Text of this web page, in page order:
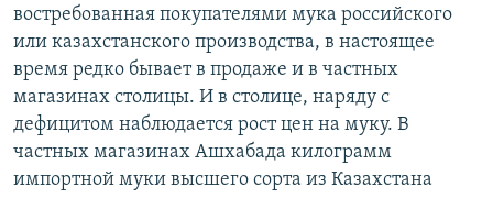
востребованная покупателями мука российского
или казахстанского производства, в настоящее
время редко бывает в продаже и в частных
магазинах столицы. И в столице, наряду с
дефицитом наблюдается рост цен на муку. В
частных магазинах Ашхабада килограмм
импортной муки высшего сорта из Казахстана